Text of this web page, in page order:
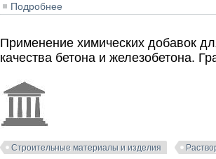
Подробнее
Применение химических добавок
качества бетона и железобетона.
Строительные материалы и изделия